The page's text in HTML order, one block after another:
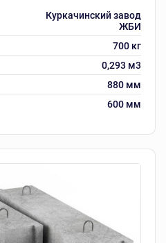
Куркачинский завод
ЖБИ
700 кг
0,293 м3
880 мм
600 мм